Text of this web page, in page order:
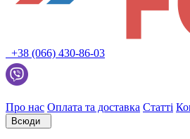
+38 (066) 430-86-03
Про нас Оплата та доставка Статті
Всюди